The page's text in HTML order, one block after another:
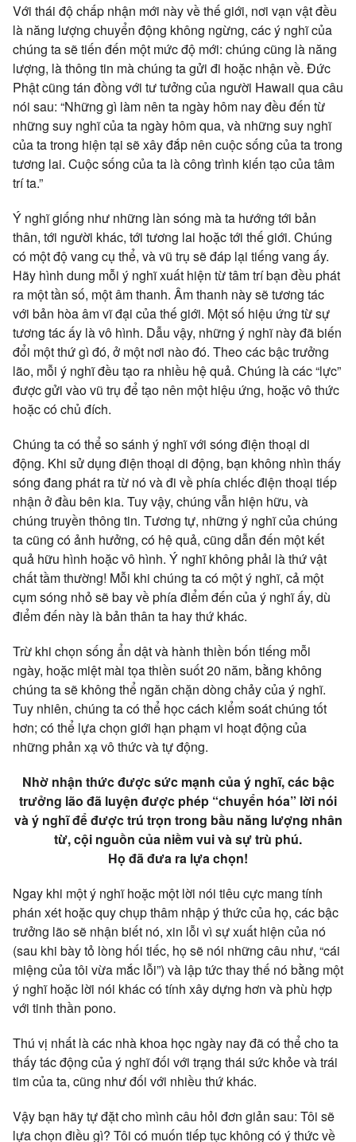
Với thái độ chấp nhận mới này về thế giới, nơi vạn vật đều
là năng lượng chuyển động không ngừng, các ý nghĩ của
chúng ta sẽ tiến đến một mức độ mới: chúng cũng là năng
lượng, là thông tin mà chúng ta gửi đi hoặc nhận về. Đức
Phật cũng tán đồng với tư tưởng của người Hawaii qua câu
nói sau: “Những gì làm nên ta ngày hôm nay đều đến từ
những suy nghĩ của ta ngày hôm qua, và những suy nghĩ
của ta trong hiện tại sẽ xây đắp nên cuộc sống của ta trong
tương lai. Cuộc sống của ta là công trình kiến tạo của tâm
trí ta.”
Ý nghĩ giống như những làn sóng mà ta hướng tới bản
thân, tới người khác, tới tương lai hoặc tới thế giới. Chúng
có một độ vang cụ thể, và vũ trụ sẽ đáp lại tiếng vang ấy.
Hãy hình dung mỗi ý nghĩ xuất hiện từ tâm trí bạn đều phát
ra một tần số, một âm thanh. Âm thanh này sẽ tương tác
với bản hòa âm vĩ đại của thế giới. Một số hiệu ứng từ sự
tương tác ấy là vô hình. Dẫu vậy, những ý nghĩ này đã biến
đổi một thứ gì đó, ở một nơi nào đó. Theo các bậc trưởng
lão, mỗi ý nghĩ đều tạo ra nhiều hệ quả. Chúng là các “lực”
được gửi vào vũ trụ để tạo nên một hiệu ứng, hoặc vô thức
hoặc có chủ đích.
Chúng ta có thể so sánh ý nghĩ với sóng điện thoại di
động. Khi sử dụng điện thoại di động, bạn không nhìn thấy
sóng đang phát ra từ nó và đi về phía chiếc điện thoại tiếp
nhận ở đầu bên kia. Tuy vậy, chúng vẫn hiện hữu, và
chúng truyền thông tin. Tương tự, những ý nghĩ của chúng
ta cũng có ảnh hưởng, có hệ quả, cũng dẫn đến một kết
quả hữu hình hoặc vô hình. Ý nghĩ không phải là thứ vật
chất tầm thường! Mỗi khi chúng ta có một ý nghĩ, cả một
cụm sóng nhỏ sẽ bay về phía điểm đến của ý nghĩ ấy, dù
điểm đến này là bản thân ta hay thứ khác.
Trừ khi chọn sống ẩn dật và hành thiền bốn tiếng mỗi
ngày, hoặc miệt mài tọa thiền suốt 20 năm, bằng không
chúng ta sẽ không thể ngăn chặn dòng chảy của ý nghĩ.
Tuy nhiên, chúng ta có thể học cách kiểm soát chúng tốt
hơn; có thể lựa chọn giới hạn phạm vi hoạt động của
những phản xạ vô thức và tự động.
Nhờ nhận thức được sức mạnh của ý nghĩ, các bậc
trưởng lão đã luyện được phép “chuyển hóa” lời nói
và ý nghĩ để được trú trọn trong bầu năng lượng nhân
từ, cội nguồn của niềm vui và sự trù phú.
Họ đã đưa ra lựa chọn!
Ngay khi một ý nghĩ hoặc một lời nói tiêu cực mang tính
phán xét hoặc quy chụp thâm nhập ý thức của họ, các bậc
trưởng lão sẽ nhận biết nó, xin lỗi vì sự xuất hiện của nó
(sau khi bày tỏ lòng hối tiếc, họ sẽ nói những câu như, “cái
miệng của tôi vừa mắc lỗi”) và lập tức thay thế nó bằng một
ý nghĩ hoặc lời nói khác có tính xây dựng hơn và phù hợp
với tinh thần pono.
Thú vị nhất là các nhà khoa học ngày nay đã có thể cho ta
thấy tác động của ý nghĩ đối với trạng thái sức khỏe và trái
tim của ta, cũng như đối với nhiều thứ khác.
Vậy bạn hãy tự đặt cho mình câu hỏi đơn giản sau: Tôi sẽ
lựa chọn điều gì? Tôi có muốn tiếp tục không có ý thức về